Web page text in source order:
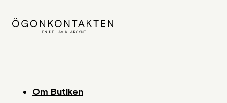
Om Butiken